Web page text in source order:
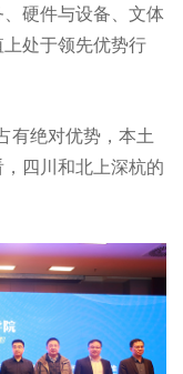
硬件与设备、文体
处于领先优势行
有绝对优势，本土
四川和北上深杭的